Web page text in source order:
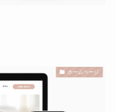
ホームページ